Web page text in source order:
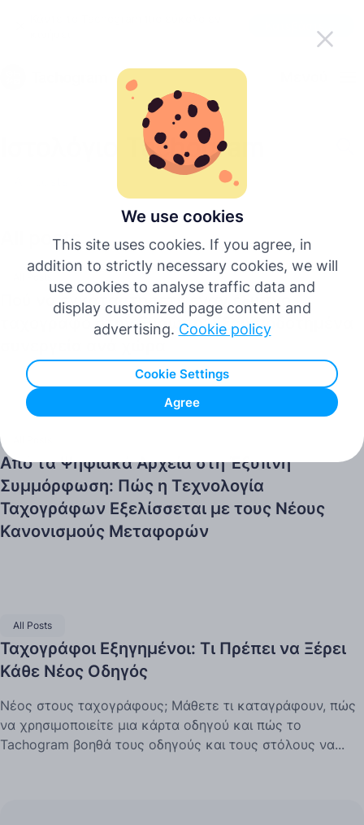
We use cookies
This site uses cookies. If you agree, in
addition to strictly necessary cookies, we will
use cookies to analyse traffic data and
display customized page content and
advertising. Cookie policy
Cookie Settings
Agree
Français
Italiano
Ιστολόγιο Tachogram
All posts
Πού να εγκαταστήσετε έναν έξυπνο
ταχογράφο στην Ευρώπη: Εξουσιοδοτημένα
Από τα Ψηφιακά Αρχεία στη Έξυπνη
Συμμόρφωση: Πώς η Τεχνολογία
Ταχογράφων Εξελίσσεται με τους Νέους
Κανονισμούς Μεταφορών
All Posts
Ταχογράφοι Εξηγημένοι: Τι Πρέπει να Ξέρει
Κάθε Νέος Οδηγός
Νέος στους ταχογράφους; Μάθετε τι καταγράφουν, πώς
να χρησιμοποιείτε μια κάρτα οδηγού και πώς το
Tachogram βοηθά τους οδηγούς και τους στόλους να...